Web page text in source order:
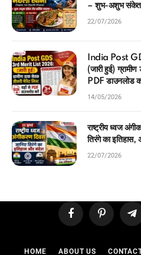
– शुभ-अशुभ संकेत
22/07/2026
India Post
(जारी हुई)
PDF डाउनलोड
14/05/2026
राष्ट्रीय ध्वज
तिरंगे का
22/07/2026
FacebookPinterest
HOME ABOUT US